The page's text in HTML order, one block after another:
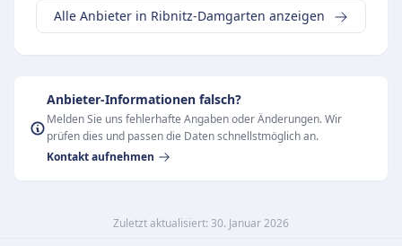
Alle Anbieter in Ribnitz-Damgarten anzeigen
Anbieter-Informationen falsch?
Melden Sie uns fehlerhafte Angaben oder Änderungen. Wir
prüfen dies und passen die Daten schnellstmöglich an.
Kontakt aufnehmen
Zuletzt aktualisiert: 30. Januar 2026